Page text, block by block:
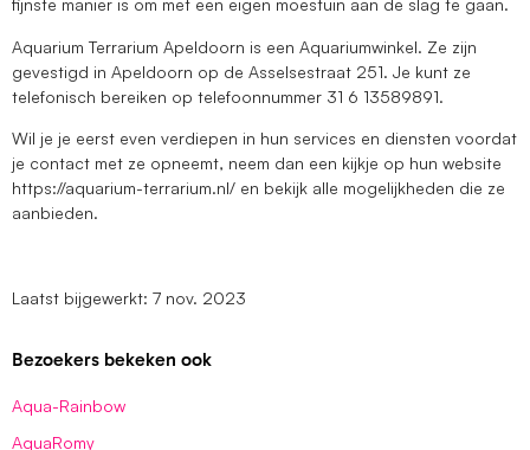
fijnste manier is om met een eigen moestuin aan de slag te gaan.
Aquarium Terrarium Apeldoorn is een Aquariumwinkel. Ze zijn
gevestigd in Apeldoorn op de Asselsestraat 251. Je kunt ze
telefonisch bereiken op telefoonnummer 31 6 13589891.
Wil je je eerst even verdiepen in hun services en diensten voordat
je contact met ze opneemt, neem dan een kijkje op hun website
https://aquarium-terrarium.nl/ en bekijk alle mogelijkheden die ze
aanbieden.
Laatst bijgewerkt: 7 nov. 2023
Bezoekers bekeken ook
Aqua-Rainbow
AquaRomy